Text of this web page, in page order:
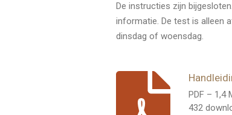
De instructies zijn
informatie. De test is alleen
dinsdag of woensdag.
PDF – 1,4
432